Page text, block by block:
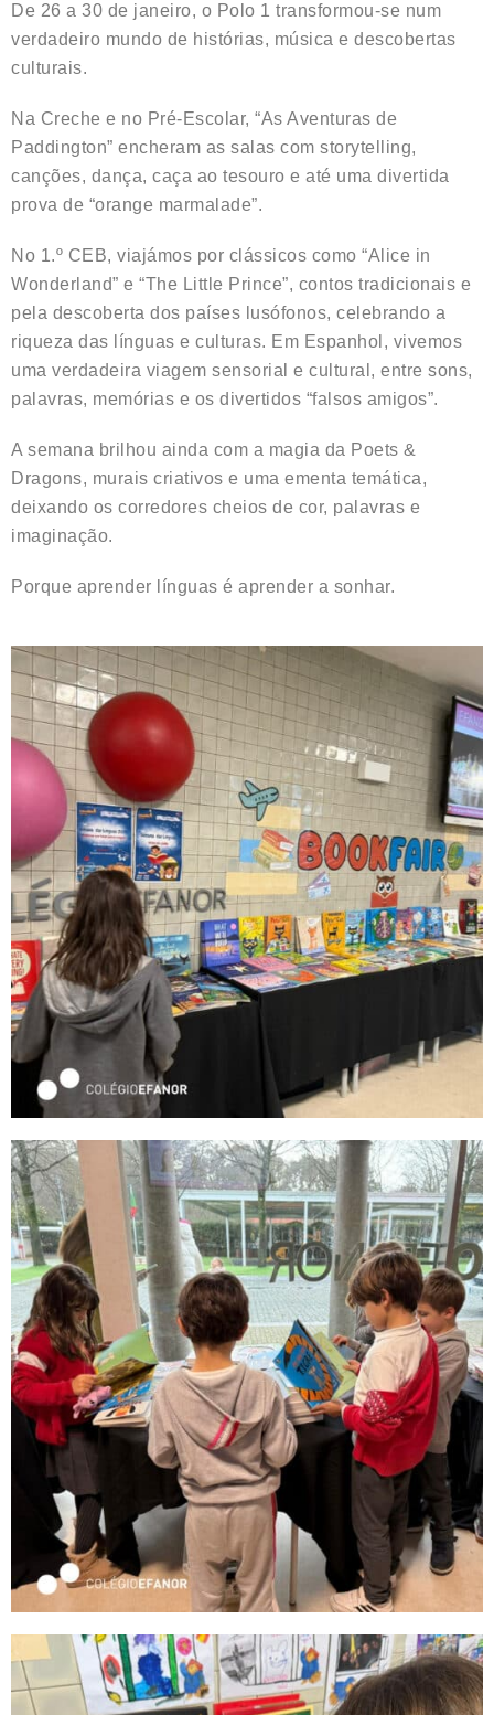
De 26 a 30 de janeiro, o Polo 1 transformou-se num
verdadeiro mundo de histórias, música e descobertas
culturais.
Na Creche e no Pré-Escolar, “As Aventuras de
Paddington” encheram as salas com storytelling,
canções, dança, caça ao tesouro e até uma divertida
prova de “orange marmalade”.
No 1.º CEB, viajámos por clássicos como “Alice in
Wonderland” e “The Little Prince”, contos tradicionais e
pela descoberta dos países lusófonos, celebrando a
riqueza das línguas e culturas. Em Espanhol, vivemos
uma verdadeira viagem sensorial e cultural, entre sons,
palavras, memórias e os divertidos “falsos amigos”.
A semana brilhou ainda com a magia da Poets &
Dragons, murais criativos e uma ementa temática,
deixando os corredores cheios de cor, palavras e
imaginação.
Porque aprender línguas é aprender a sonhar.